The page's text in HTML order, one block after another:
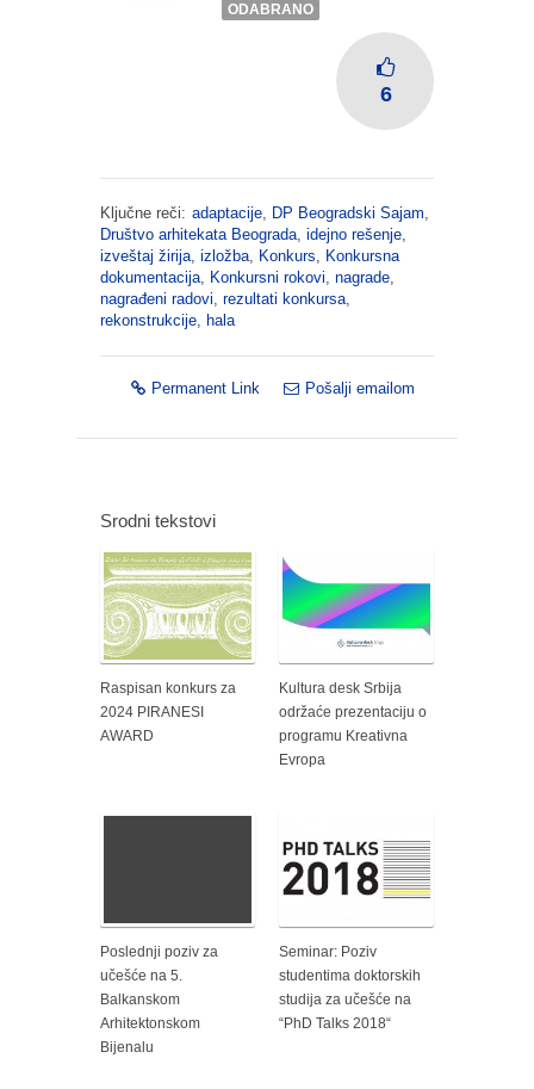
ODABRANO
6
Ključne reči: adaptacije, DP Beogradski Sajam,
Društvo arhitekata Beograda, idejno rešenje,
izveštaj žirija, izložba, Konkurs, Konkursna
dokumentacija, Konkursni rokovi, nagrade,
nagrađeni radovi, rezultati konkursa,
rekonstrukcije, hala
Permanent Link Pošalji emailom
Srodni tekstovi
Raspisan konkurs za
2024 PIRANESI
AWARD
Kultura desk Srbija
održaće prezentaciju o
programu Kreativna
Evropa
Poslednji poziv za
učešće na 5.
Balkanskom
Arhitektonskom
Bijenalu
Seminar: Poziv
studentima doktorskih
studija za učešće na
“PhD Talks 2018“